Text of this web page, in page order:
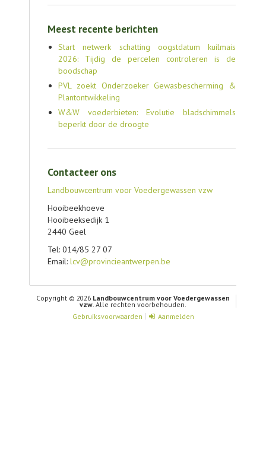
Meest recente berichten
Start netwerk schatting oogstdatum kuilmais
2026: Tijdig de percelen controleren is de
boodschap
PVL zoekt Onderzoeker Gewasbescherming &
Plantontwikkeling
W&W voederbieten: Evolutie bladschimmels
beperkt door de droogte
Contacteer ons
Landbouwcentrum voor Voedergewassen vzw
Hooibeekhoeve
Hooibeeksedijk 1
2440 Geel
Tel: 014/85 27 07
Email: lcv@provincieantwerpen.be
Copyright © 2026 Landbouwcentrum voor Voedergewassen
vzw. Alle rechten voorbehouden.
Gebruiksvoorwaarden
Aanmelden